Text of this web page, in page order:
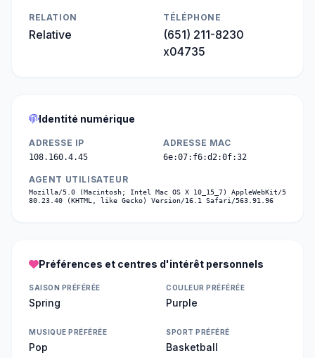
RELATION
Relative
TÉLÉPHONE
(651) 211-8230
x04735
Identité numérique
ADRESSE IP
108.160.4.45
ADRESSE MAC
6e:07:f6:d2:0f:32
AGENT UTILISATEUR
Mozilla/5.0 (Macintosh; Intel Mac OS X 10_15_7) AppleWebKit/5
80.23.40 (KHTML, like Gecko) Version/16.1 Safari/563.91.96
Préférences et centres d'intérêt personnels
SAISON PRÉFÉRÉE
Spring
COULEUR PRÉFÉRÉE
Purple
MUSIQUE PRÉFÉRÉE
Pop
SPORT PRÉFÉRÉ
Basketball